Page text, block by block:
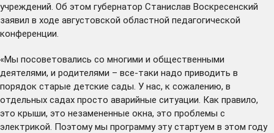
учреждений. Об этом губернатор Станислав Воскресенский
заявил в ходе августовской областной педагогической
конференции.
«Мы посоветовались со многими и общественными
деятелями, и родителями – все-таки надо приводить в
порядок старые детские сады. У нас, к сожалению, в
отдельных садах просто аварийные ситуации. Как правило,
это крыши, это незамененные окна, это проблемы с
электрикой. Поэтому мы программу эту стартуем в этом году